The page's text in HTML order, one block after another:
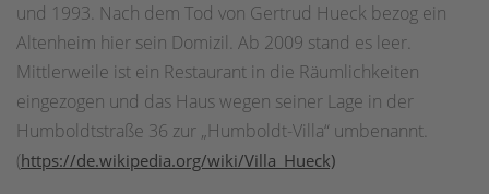
und 1993. Nach dem Tod von Gertrud Hueck bezog ein
Altenheim hier sein Domizil. Ab 2009 stand es leer.
Mittlerweile ist ein Restaurant in die Räumlichkeiten
eingezogen und das Haus wegen seiner Lage in der
Humboldtstraße 36 zur „Humboldt-Villa“ umbenannt.
(https://de.wikipedia.org/wiki/Villa_Hueck)